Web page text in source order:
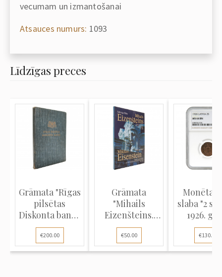
vecumam un izmantošanai
Atsauces numurs: 1093
Līdzīgas preces
Grāmata "Rīgas
pilsētas
Diskonta banka
145 gadi"
€200.00
Grāmata
"Mihails
Eizenšteins.
Tēmas un
simboli Rīgas
jūgendstila
€50.00
Monēta
slaba "2
1926.
Latvija,
BN"
€130.00